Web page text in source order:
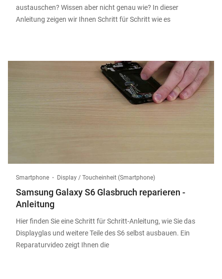
austauschen? Wissen aber nicht genau wie? In dieser
Anleitung zeigen wir Ihnen Schritt für Schritt wie es
Smartphone Display / Toucheinheit (Smartphone)
Samsung Galaxy S6 Glasbruch reparieren -
Anleitung
Hier finden Sie eine Schritt für Schritt-Anleitung, wie Sie das
Displayglas und weitere Teile des S6 selbst ausbauen. Ein
Reparaturvideo zeigt Ihnen die